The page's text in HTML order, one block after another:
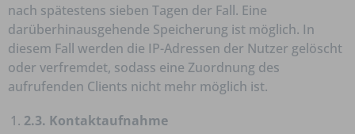
nach spätestens sieben Tagen der Fall. Eine
darüberhinausgehende Speicherung ist möglich. In
diesem Fall werden die IP-Adressen der Nutzer gelöscht
oder verfremdet, sodass eine Zuordnung des
aufrufenden Clients nicht mehr möglich ist.
2.3. Kontaktaufnahme